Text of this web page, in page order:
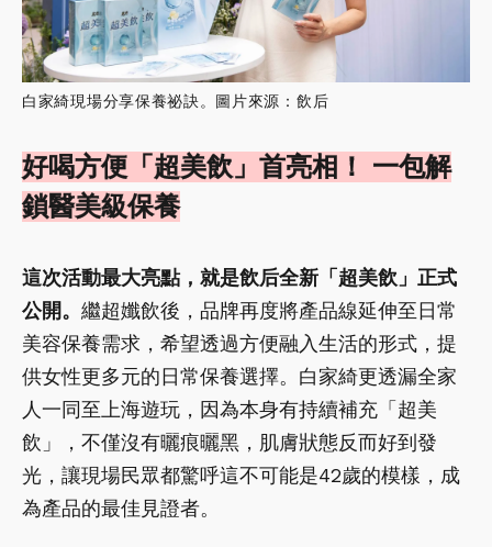
白家綺現場分享保養祕訣。圖片來源：飲后
好喝方便「超美飲」首亮相！ 一包解
鎖醫美級保養
這次活動最大亮點，就是飲后全新「超美飲」正式
公開。 繼超孅飲後，品牌再度將產品線延伸至日常
美容保養需求，希望透過方便融入生活的形式，提
供女性更多元的日常保養選擇。白家綺更透漏全家
人一同至上海遊玩，因為本身有持續補充「超美
飲」，不僅沒有曬痕曬黑，肌膚狀態反而好到發
光，讓現場民眾都驚呼這不可能是42歲的模樣，成
為產品的最佳見證者。